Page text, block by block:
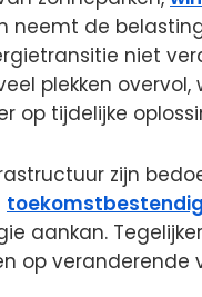
neemt de
niet
plekken
op tijdelijke
zijn
toekomstbestendig
aankan.
op